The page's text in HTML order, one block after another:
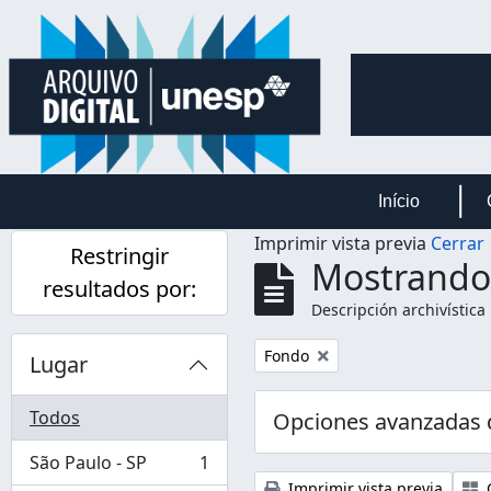
Skip to main content
Início
Restringir
resultados por:
Lugar
Todos
São Paulo - SP
, 1 resultados
1
Imprimir vista previa Cerrar
Descripción archivística
Remove filter:
Fondo
Opciones avanzadas